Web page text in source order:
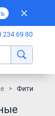
234 69 80
Фитинги